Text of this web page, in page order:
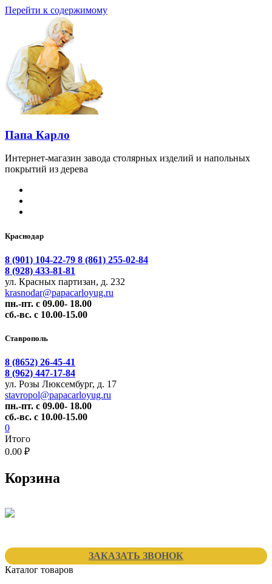
Перейти к содержимому
Папа Карло
Интернет-магазин завода столярных изделий и напольных
покрытий из дерева
Краснодар
8 (901) 104-22-79 8 (861) 255-02-84
8 (928) 433-81-81
ул. Красных партизан, д. 232
krasnodar@papacarloyug.ru
пн.-пт. с 09.00- 18.00
сб.-вс. с 10.00-15.00
Ставрополь
8 (8652) 26-45-41
8 (962) 447-17-84
ул. Розы Люксембург, д. 17
stavropol@papacarloyug.ru
пн.-пт. с 09.00- 18.00
сб.-вс. с 10.00-15.00
0
Итого
0.00 ₽
Корзина
ЗАКАЗАТЬ ЗВОНОК
Каталог товаров